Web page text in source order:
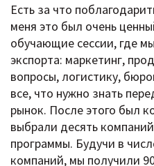
Есть за что
меня это был очень
обучающие сессии, где
экспорта: маркетинг,
вопросы, логистику,
все, что нужно знать
рынок. После этого был
выбрали десять
программы. Будучи в
компаний, мы получили